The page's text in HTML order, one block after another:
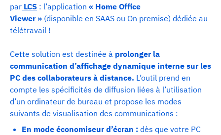
par LCS : l’application « Home Office
Viewer » (disponible en SAAS ou On premise) dédiée au
télétravail !
Cette solution est destinée à prolonger la
communication d’affichage dynamique interne sur les
PC des collaborateurs à distance. L’outil prend en
compte les spécificités de diffusion liées à l’utilisation
d’un ordinateur de bureau et propose les modes
suivants de visualisation des communications :
En mode économiseur d’écran : dès que votre PC